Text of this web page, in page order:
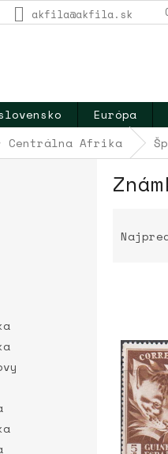
akfila@akfila.sk
Európa
Centrálna Afrika
a
p
r
o
k
t
ý
p
r